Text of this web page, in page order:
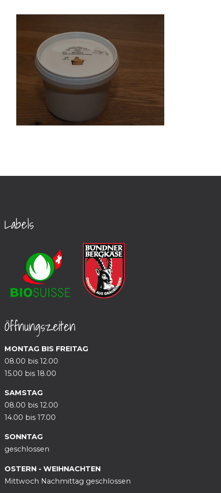
Labels
Öffnungszeiten
MONTAG BIS FREITAG
08.00 bis 12.00
15.00 bis 18.00
SAMSTAG
08.00 bis 12.00
14.00 bis 17.00
SONNTAG
geschlossen
OSTERN - WEIHNACHTEN
Mittwoch Nachmittag geschlossen